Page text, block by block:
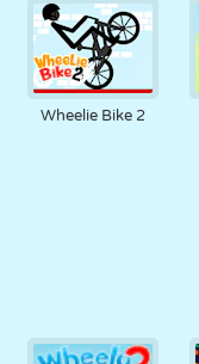
Wheelie Bike 2